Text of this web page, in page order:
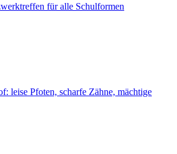
für alle Schulformen
leise Pfoten, scharfe Zähne, mächtige